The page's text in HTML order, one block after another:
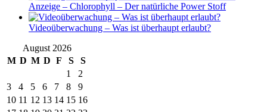
Anzeige – Chlorophyll – Der natürliche Power Stoff
Videoüberwachung – Was ist überhaupt erlaubt?
August 2026
M D M D F S
S
1
2
3
4 5 6 7 8
9
10 11 12 13 14 15 16